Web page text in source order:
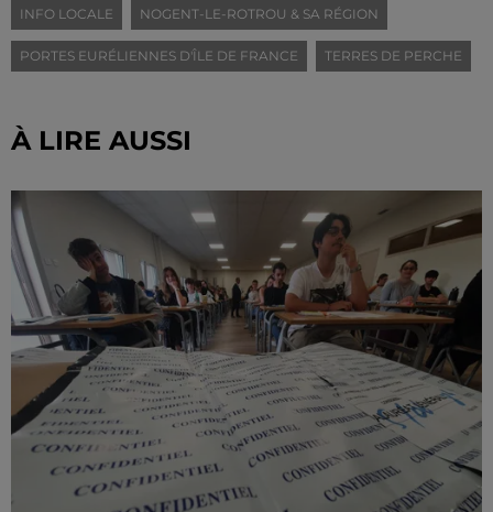
INFO LOCALE NOGENT-LE-ROTROU & SA RÉGION
PORTES EURÉLIENNES D'ÎLE DE FRANCE TERRES DE PERCHE
À LIRE AUSSI